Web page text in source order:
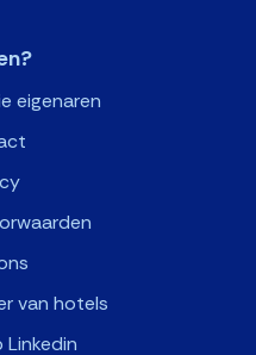
eigenaren
van hotels
Linkedin